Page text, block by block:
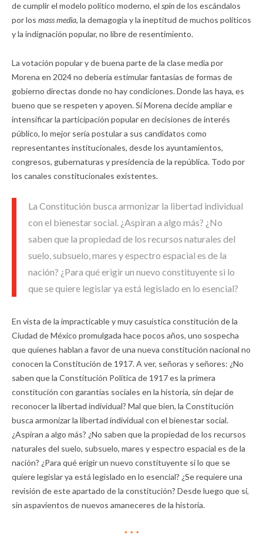
de cumplir el modelo político moderno, el spinde los escándalos
por los mass media, la demagogia y la ineptitud de muchos políticos
y la indignación popular, no libre de resentimiento.
La votación popular y de buena parte de la clase media por
Morena en 2024 no debería estimular fantasías de formas de
gobierno directas donde no hay condiciones. Donde las haya, es
bueno que se respeten y apoyen. Si Morena decide ampliar e
intensificar la participación popular en decisiones de interés
público, lo mejor sería postular a sus candidatos como
representantes institucionales, desde los ayuntamientos,
congresos, gubernaturas y presidencia de la república. Todo por
los canales constitucionales existentes.
La Constitución busca armonizar la libertad individual
con el bienestar social. ¿Aspiran a algo más? ¿No
saben que la propiedad de los recursos naturales del
suelo, subsuelo, mares y espectro espacial es de la
nación? ¿Para qué erigir un nuevo constituyente si lo
que se quiere legislar ya está legislado en lo esencial?
En vista de la impracticable y muy casuística constitución de la
Ciudad de México promulgada hace pocos años, uno sospecha
que quienes hablan a favor de una nueva constitución nacional no
conocen la Constitución de 1917. A ver, señoras y señores: ¿No
saben que la Constitución Política de 1917 es la primera
constitución con garantías sociales en la historia, sin dejar de
reconocer la libertad individual? Mal que bien, la Constitución
busca armonizar la libertad individual con el bienestar social.
¿Aspiran a algo más? ¿No saben que la propiedad de los recursos
naturales del suelo, subsuelo, mares y espectro espacial es de la
nación? ¿Para qué erigir un nuevo constituyente si lo que se
quiere legislar ya está legislado en lo esencial? ¿Se requiere una
revisión de este apartado de la constitución? Desde luego que sí,
sin aspavientos de nuevos amaneceres de la historia.
* * *